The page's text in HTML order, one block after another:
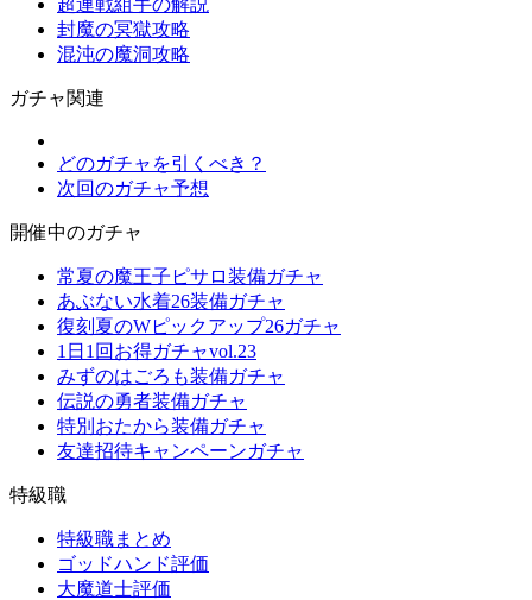
超連戦組手の解説
封魔の冥獄攻略
混沌の魔洞攻略
ガチャ関連
どのガチャを引くべき？
次回のガチャ予想
開催中のガチャ
常夏の魔王子ピサロ装備ガチャ
あぶない水着26装備ガチャ
復刻夏のWピックアップ26ガチャ
1日1回お得ガチャvol.23
みずのはごろも装備ガチャ
伝説の勇者装備ガチャ
特別おたから装備ガチャ
友達招待キャンペーンガチャ
特級職
特級職まとめ
ゴッドハンド評価
大魔道士評価